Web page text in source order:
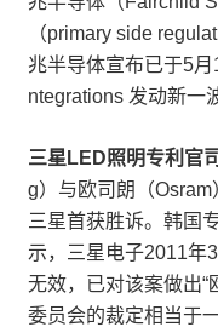
（primary side
兆半导体宣布已于5月
ntegrations 发动新一
三星LED照明专利官
g）与欧司朗（Osram
三星首获胜诉。韩国
示，三星电子2011年
无效，已对该案做出“
委员会的裁定相当于